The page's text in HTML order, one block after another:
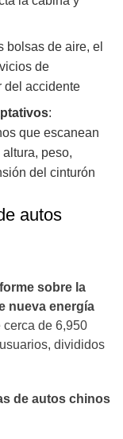
bolsas de aire, el
de
del accidente
:
que escanean
peso,
del cinturón
autos
sobre la
nueva energía
cerca de 6,950
divididos
de autos chinos